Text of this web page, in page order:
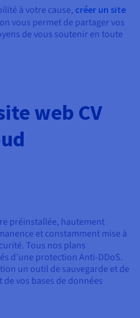
à votre cause, créer un site
vous permet de partager vos
de vous soutenir en toute
web CV
préinstallée, hautement
et constamment mise à
Tous nos plans
d’une protection Anti-DDoS.
un outil de sauvegarde et de
vos bases de données